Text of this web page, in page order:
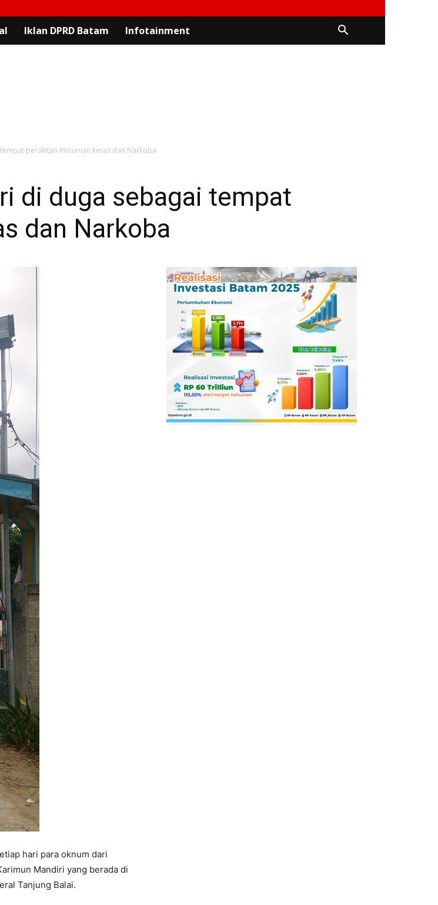
Iklan DPRD Batam Infotainment
perakitan minuman keras dan Narkoba
di duga sebagai tempat
dan Narkoba
hari para oknum dari
Mandiri yang berada di
Tanjung Balai.